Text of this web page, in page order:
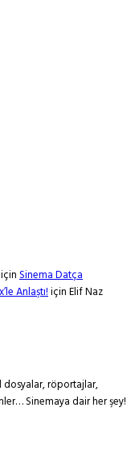
içinSinema Datça
Anlaştı!içinElif Naz
röportajlar,
Sinemaya dair her şey!